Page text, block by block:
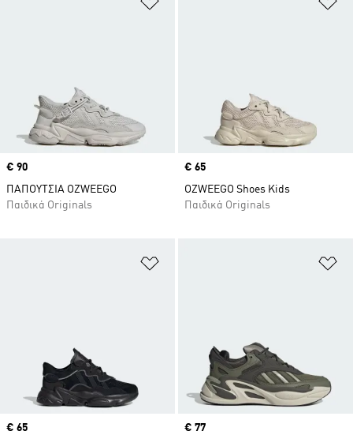
Price
€ 90
ΠΑΠΟΥΤΣΙΑ OZWEEGO
Παιδικά Originals
Price
€ 65
OZWEEGO Shoes Kids
Παιδικά Originals
Προσθήκη στη Λίστα Επιθυμιών
Price
€ 65
Current price
€ 77